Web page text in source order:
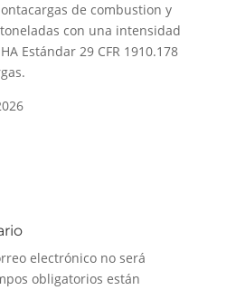
de combustion y
con una intensidad
Estándar 29 CFR 1910.178
electrónico no será
obligatorios están